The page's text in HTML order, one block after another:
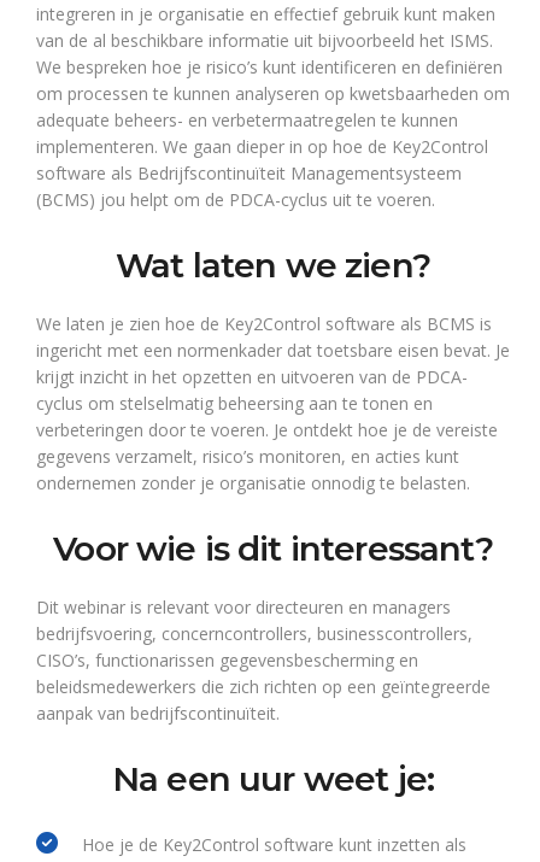
integreren in je organisatie en effectief gebruik kunt maken
van de al beschikbare informatie uit bijvoorbeeld het ISMS.
We bespreken hoe je risico’s kunt identificeren en definiëren
om processen te kunnen analyseren op kwetsbaarheden om
adequate beheers- en verbetermaatregelen te kunnen
implementeren. We gaan dieper in op hoe de Key2Control
software als Bedrijfscontinuïteit Managementsysteem
(BCMS) jou helpt om de PDCA-cyclus uit te voeren.
Wat laten we zien?
We laten je zien hoe de Key2Control software als BCMS is
ingericht met een normenkader dat toetsbare eisen bevat. Je
krijgt inzicht in het opzetten en uitvoeren van de PDCA-
cyclus om stelselmatig beheersing aan te tonen en
verbeteringen door te voeren. Je ontdekt hoe je de vereiste
gegevens verzamelt, risico’s monitoren, en acties kunt
ondernemen zonder je organisatie onnodig te belasten.
Voor wie is dit interessant?
Dit webinar is relevant voor directeuren en managers
bedrijfsvoering, concerncontrollers, businesscontrollers,
CISO’s, functionarissen gegevensbescherming en
beleidsmedewerkers die zich richten op een geïntegreerde
aanpak van bedrijfscontinuïteit.
Na een uur weet je:
Hoe je de Key2Control software kunt inzetten als